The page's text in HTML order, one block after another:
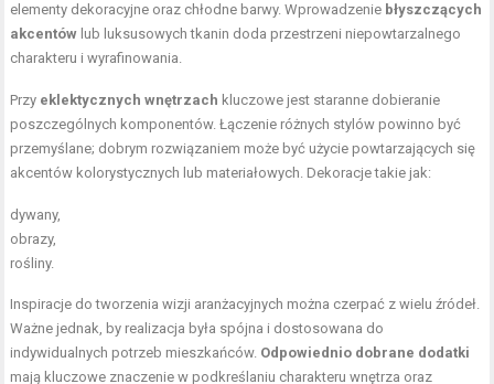
elementy dekoracyjne oraz chłodne barwy. Wprowadzenie błyszczących
akcentów lub luksusowych tkanin doda przestrzeni niepowtarzalnego
charakteru i wyrafinowania.
Przy eklektycznych wnętrzach kluczowe jest staranne dobieranie
poszczególnych komponentów. Łączenie różnych stylów powinno być
przemyślane; dobrym rozwiązaniem może być użycie powtarzających się
akcentów kolorystycznych lub materiałowych. Dekoracje takie jak:
dywany,
obrazy,
rośliny.
Inspiracje do tworzenia wizji aranżacyjnych można czerpać z wielu źródeł.
Ważne jednak, by realizacja była spójna i dostosowana do
indywidualnych potrzeb mieszkańców. Odpowiednio dobrane dodatki
mają kluczowe znaczenie w podkreślaniu charakteru wnętrza oraz